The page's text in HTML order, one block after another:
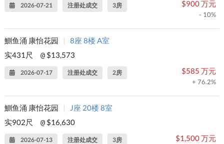
2026-07-21 注册处成交 3房 $900 万元
- 10%
鰂鱼涌 康怡花园 |
8座 8楼 A室
实431尺
@ $13,573
2026-07-17 注册处成交 2房 $585 万元
+ 76.2%
鰂鱼涌 康怡花园 |
J座 20楼 8室
实902尺
@ $16,630
2026-07-13 注册处成交 3房 $1,500 万元